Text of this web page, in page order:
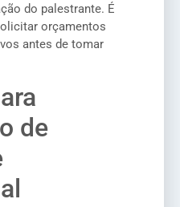
do palestrante. É
orçamentos
antes de tomar
de